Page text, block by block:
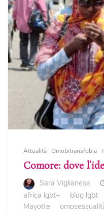
Attualità Omobitransfobia
Comore: dove
Sara Viglianese
africa lgbt+
blog lgbt
Mayotte